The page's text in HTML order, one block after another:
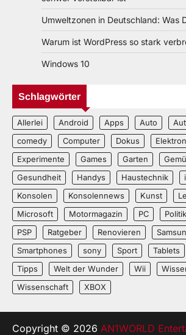
Umweltzonen in Deutschland: Was
Warum ist WordPress so stark
Windows 10
Schlagwörter
Allerlei Android Apps Auto
comedy
Computer Dokus
Experimente
Games Garten
Gesundheit
Handys Haustechnik
Konsolen
Konsolennews Kunst
Microsoft
Motormagazin PC Politik
PSP
Ratgeber Renovieren
Smartphones
sony Sport Tablets
Tipps
Welt der Wunder Wii
Wissenschaft
XBOX
Copyright © 2026 AN1WORLD